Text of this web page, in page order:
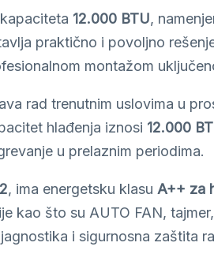
12.000 BTU,
praktično i povoljno
montažom
rad trenutnim uslovima u
hlađenja iznosi 12.000
u prelaznim periodima.
, ima energetsku klasu A++ za
kao što su AUTO FAN,
i sigurnosna zaštita